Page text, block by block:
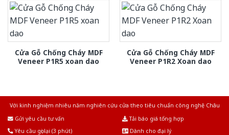
Cửa Gỗ Chống Cháy MDF
Veneer P1R5 xoan dao
Cửa Gỗ Chống Cháy MDF
Veneer P1R2 Xoan dao
Với kinh nghiệm nhiêu năm nghiên cứu cửa theo tiêu chuẩn công nghệ Châu
Gửi yêu cầu tư vấn
Tải báo giá tổng hợp
Yêu cầu gọi lại (3 phút)
Dành cho đại lý